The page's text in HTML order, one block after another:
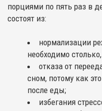
порциями по пять раз в
состоят из:
нормализации
необходимо
отказа от
сном, потому как
после еды;
избегания